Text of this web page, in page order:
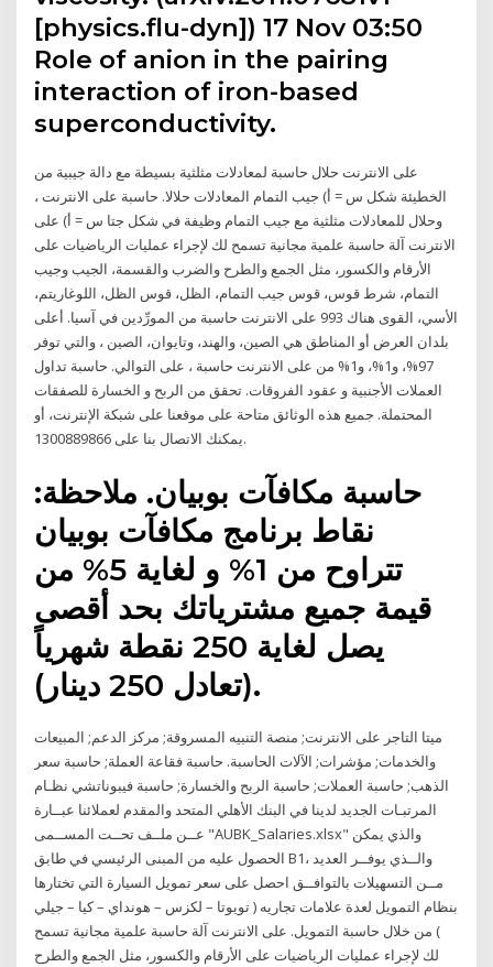
[physics.flu-dyn]) 17 Nov 03:50
Role of anion in the pairing
interaction of iron-based
superconductivity.
على الانترنت حلال حاسبة لمعادلات مثلثية بسيطة مع دالة جيبية من
الخطيئة شكل س = أ) جيب التمام المعادلات حلالا. حاسبة على الانترنت ،
وحلال للمعادلات مثلثية مع جيب التمام وظيفة في شكل جتا س = أ) على
الانترنت آلة حاسبة علمية مجانية تسمح لك لإجراء عمليات الرياضيات على
الأرقام والكسور، مثل الجمع والطرح والضرب والقسمة، الجيب وجيب
التمام، شرط قوس، قوس جيب التمام، الظل، قوس الظل، اللوغاريتم،
الأسي، القوى هناك 993 على الانترنت حاسبة من المورِّدين في آسيا. أعلى
بلدان العرض أو المناطق هي الصين، والهند، وتايوان، الصين ، والتي توفر
97%، و1%، و1% من على الانترنت حاسبة ، على التوالي. حاسبة تداول
العملات الأجنبية و عقود الفروقات. تحقق من الربح و الخسارة للصفقات
المحتملة. جميع هذه الوثائق متاحة على موقعنا على شبكة الإنترنت، أو
يمكنك الاتصال بنا على 1300889866.
حاسبة مكافآت بوبيان. ملاحظة:
نقاط برنامج مكافآت بوبيان
تتراوح من 1% و لغاية 5% من
قيمة جميع مشترياتك بحد أقصى
يصل لغاية 250 نقطة شهرياً
(تعادل 250 دينار).
ميتا التاجر على الانترنت; منصة التنبيه المسروقة; مركز الدعم; المبيعات
والخدمات; مؤشرات; الآلات الحاسبة. حاسبة فقاعة العملة; حاسبة سعر
الذهب; حاسبة العملات; حاسبة الربح والخسارة; حاسبة فيبوناتشي نظـام
المرتبـات الجديد لدينا في البنك الأهلي المتحد والمقدم لعملائنا عبــارة
عــن ملــف تحــت المســمى "AUBK_Salaries.xlsx" والذي يمكن
الحصول عليه من المبنى الرئيسي في طابق B1، والــذي يوفــر العديد
مــن التسهيلات بالتوافــق احصل على سعر تمويل السيارة التي تختارها
بنظام التمويل لعدة علامات تجاريه ( تويوتا – لكزس – هونداي – كيا – جيلي
) من خلال حاسبة التمويل. على الانترنت آلة حاسبة علمية مجانية تسمح
لك لإجراء عمليات الرياضيات على الأرقام والكسور، مثل الجمع والطرح